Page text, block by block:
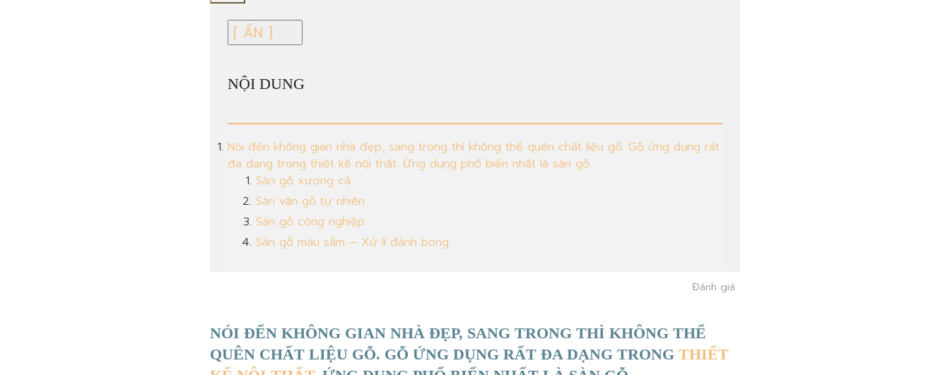
NỘI DUNG
Nói đến không gian nhà đẹp, sang trong thì không thể quên chất liệu gỗ. Gỗ ứng dụng rất
đa dạng trong thiết kế nội thất. Ứng dụng phổ biến nhất là sàn gỗ.
Sàn gỗ xương cá
Sàn vân gỗ tự nhiên
Sàn gỗ công nghiệp
Sàn gỗ màu sẫm – Xử lí đánh bóng
Đánh giá
NÓI ĐẾN KHÔNG GIAN NHÀ ĐẸP, SANG TRONG THÌ KHÔNG THỂ
QUÊN CHẤT LIỆU GỖ. GỖ ỨNG DỤNG RẤT ĐA DẠNG TRONG THIẾT